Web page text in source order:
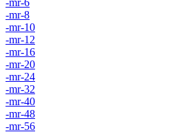
-mr-8
-mr-10
-mr-12
-mr-16
-mr-20
-mr-24
-mr-32
-mr-40
-mr-48
-mr-56